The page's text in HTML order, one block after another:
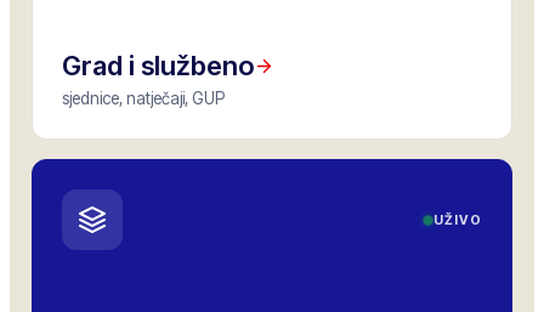
Grad i službeno
sjednice, natječaji, GUP
UŽIVO